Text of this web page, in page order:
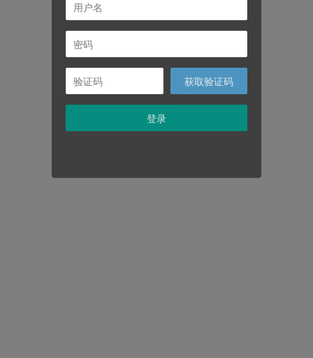
获取验证码
登录